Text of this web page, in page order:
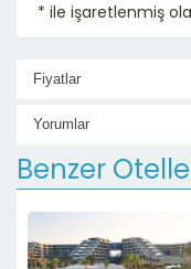
* ile işaretlenmiş
Fiyatlar
Yorumlar
Benzer